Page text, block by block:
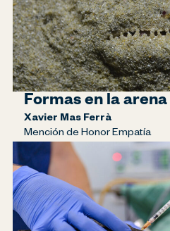
Formas en la arena
Xavier Mas Ferrà
Mención de Honor Empatía